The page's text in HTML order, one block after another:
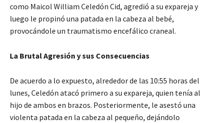
como Maicol William Celedón Cid, agredió a su expareja y
luego le propinó una patada en la cabeza al bebé,
provocándole un traumatismo encefálico craneal.
La Brutal Agresión y sus Consecuencias
De acuerdo a lo expuesto, alrededor de las 10:55 horas del
lunes, Celedón atacó primero a su expareja, quien tenía al
hijo de ambos en brazos. Posteriormente, le asestó una
violenta patada en la cabeza al pequeño, dejándolo